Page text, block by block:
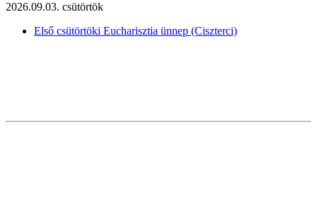
2026.09.03. csütörtök
Első csütörtöki Eucharisztia ünnep (Ciszterci)